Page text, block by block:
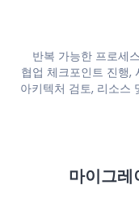
반복 가능한 프로세
협업 체크포인트 진행,
아키텍처 검토, 리소스
마이그레